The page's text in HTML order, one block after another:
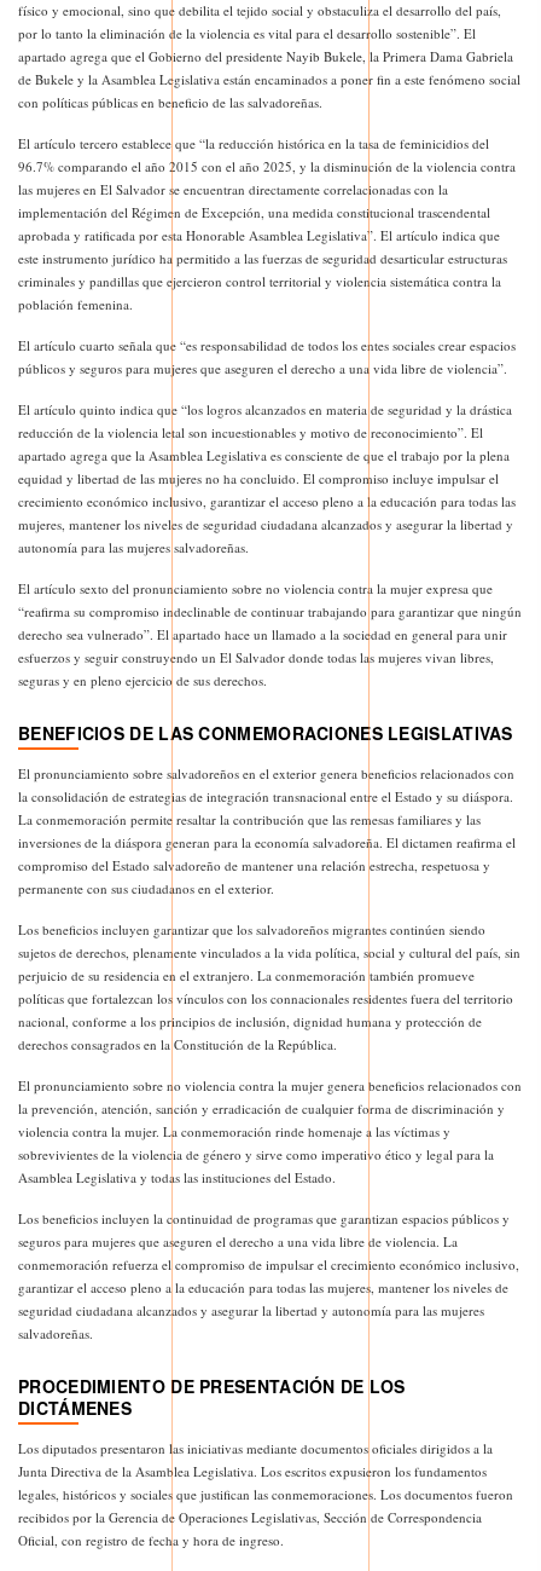
físico y emocional, sino que debilita el tejido social y obstaculiza el desarrollo del país,
por lo tanto la eliminación de la violencia es vital para el desarrollo sostenible”. El
apartado agrega que el Gobierno del presidente Nayib Bukele, la Primera Dama Gabriela
de Bukele y la Asamblea Legislativa están encaminados a poner fin a este fenómeno social
con políticas públicas en beneficio de las salvadoreñas.
El artículo tercero establece que “la reducción histórica en la tasa de feminicidios del
96.7% comparando el año 2015 con el año 2025, y la disminución de la violencia contra
las mujeres en El Salvador se encuentran directamente correlacionadas con la
implementación del Régimen de Excepción, una medida constitucional trascendental
aprobada y ratificada por esta Honorable Asamblea Legislativa”. El artículo indica que
este instrumento jurídico ha permitido a las fuerzas de seguridad desarticular estructuras
criminales y pandillas que ejercieron control territorial y violencia sistemática contra la
población femenina.
El artículo cuarto señala que “es responsabilidad de todos los entes sociales crear espacios
públicos y seguros para mujeres que aseguren el derecho a una vida libre de violencia”.
El artículo quinto indica que “los logros alcanzados en materia de seguridad y la drástica
reducción de la violencia letal son incuestionables y motivo de reconocimiento”. El
apartado agrega que la Asamblea Legislativa es consciente de que el trabajo por la plena
equidad y libertad de las mujeres no ha concluido. El compromiso incluye impulsar el
crecimiento económico inclusivo, garantizar el acceso pleno a la educación para todas las
mujeres, mantener los niveles de seguridad ciudadana alcanzados y asegurar la libertad y
autonomía para las mujeres salvadoreñas.
El artículo sexto del pronunciamiento sobre no violencia contra la mujer expresa que
“reafirma su compromiso indeclinable de continuar trabajando para garantizar que ningún
derecho sea vulnerado”. El apartado hace un llamado a la sociedad en general para unir
esfuerzos y seguir construyendo un El Salvador donde todas las mujeres vivan libres,
seguras y en pleno ejercicio de sus derechos.
BENEFICIOS DE LAS CONMEMORACIONES LEGISLATIVAS
El pronunciamiento sobre salvadoreños en el exterior genera beneficios relacionados con
la consolidación de estrategias de integración transnacional entre el Estado y su diáspora.
La conmemoración permite resaltar la contribución que las remesas familiares y las
inversiones de la diáspora generan para la economía salvadoreña. El dictamen reafirma el
compromiso del Estado salvadoreño de mantener una relación estrecha, respetuosa y
permanente con sus ciudadanos en el exterior.
Los beneficios incluyen garantizar que los salvadoreños migrantes continúen siendo
sujetos de derechos, plenamente vinculados a la vida política, social y cultural del país, sin
perjuicio de su residencia en el extranjero. La conmemoración también promueve
políticas que fortalezcan los vínculos con los connacionales residentes fuera del territorio
nacional, conforme a los principios de inclusión, dignidad humana y protección de
derechos consagrados en la Constitución de la República.
El pronunciamiento sobre no violencia contra la mujer genera beneficios relacionados con
la prevención, atención, sanción y erradicación de cualquier forma de discriminación y
violencia contra la mujer. La conmemoración rinde homenaje a las víctimas y
sobrevivientes de la violencia de género y sirve como imperativo ético y legal para la
Asamblea Legislativa y todas las instituciones del Estado.
Los beneficios incluyen la continuidad de programas que garantizan espacios públicos y
seguros para mujeres que aseguren el derecho a una vida libre de violencia. La
conmemoración refuerza el compromiso de impulsar el crecimiento económico inclusivo,
garantizar el acceso pleno a la educación para todas las mujeres, mantener los niveles de
seguridad ciudadana alcanzados y asegurar la libertad y autonomía para las mujeres
salvadoreñas.
PROCEDIMIENTO DE PRESENTACIÓN DE LOS
DICTÁMENES
Los diputados presentaron las iniciativas mediante documentos oficiales dirigidos a la
Junta Directiva de la Asamblea Legislativa. Los escritos expusieron los fundamentos
legales, históricos y sociales que justifican las conmemoraciones. Los documentos fueron
recibidos por la Gerencia de Operaciones Legislativas, Sección de Correspondencia
Oficial, con registro de fecha y hora de ingreso.